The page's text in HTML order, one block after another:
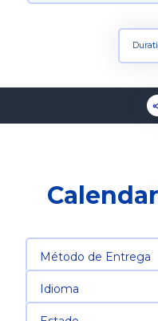
Método de Entrega
Idioma